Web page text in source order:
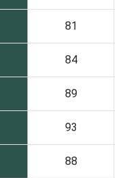
81
84
89
93
88